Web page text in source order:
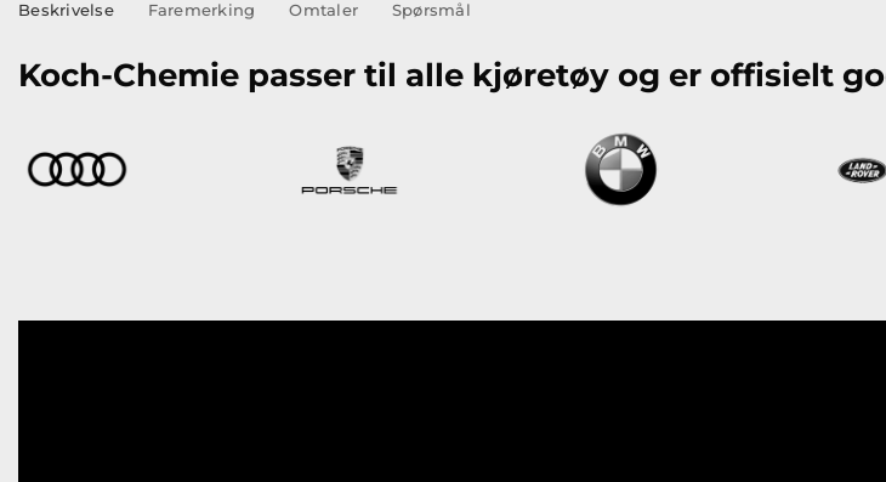
Beskrivelse Faremerking Omtaler Spørsmål
Koch-Chemie passer til alle kjøretøy og er offisielt